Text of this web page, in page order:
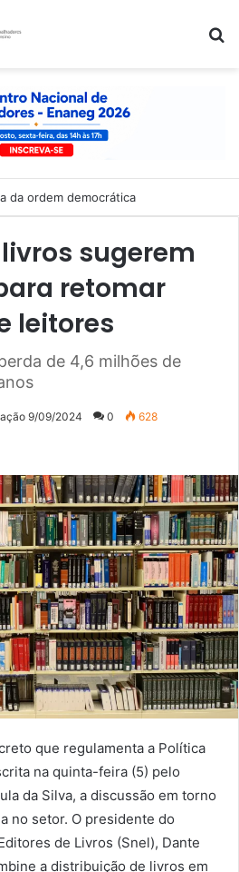
da ordem democrática
sugerem
retomar
leitores
de 4,6 milhões de
9/09/2024 0 628
que regulamenta a Política
na quinta-feira (5) pelo
da Silva, a discussão em torno
no setor. O presidente do
de Livros (Snel), Dante
a distribuição de livros em